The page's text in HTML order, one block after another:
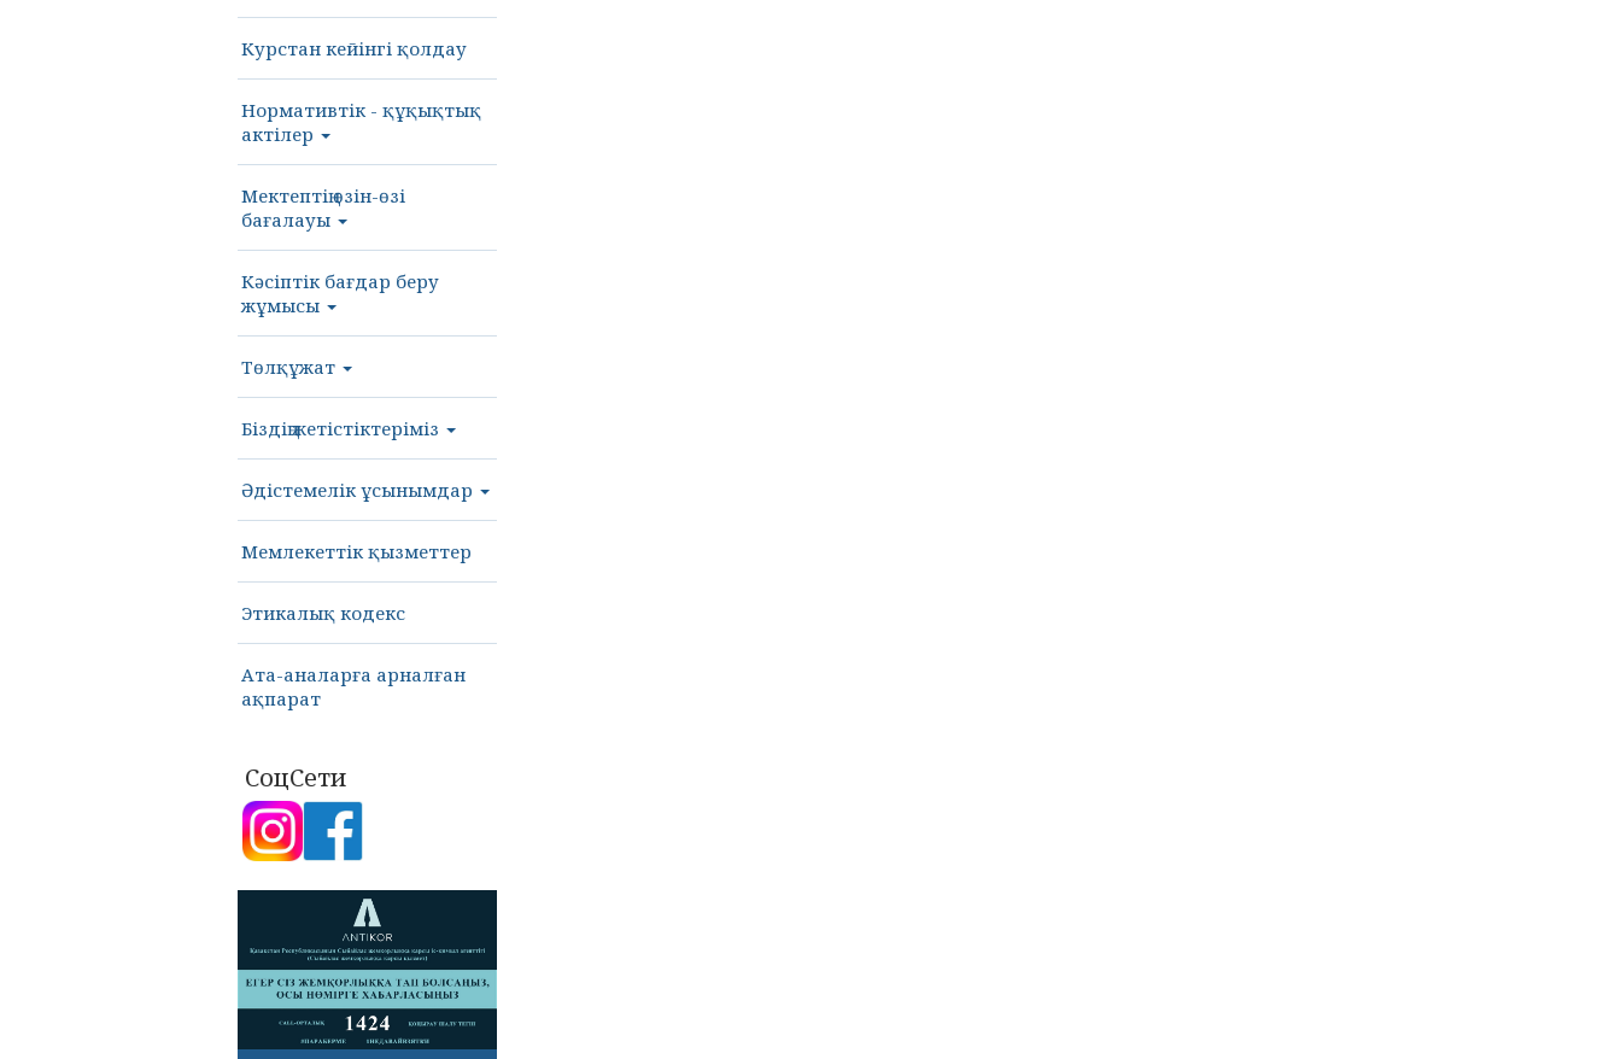
Курстан кейінгі қолдау
Нормативтік - құқықтық
актілер
Мектептің өзін-өзі
бағалауы
Кәсіптік бағдар беру
жұмысы
Төлқұжат
Біздің жетістіктеріміз
Әдістемелік ұсынымдар
Мемлекеттік қызметтер
Этикалық кодекс
Ата-аналарға арналған
ақпарат
СоцСети